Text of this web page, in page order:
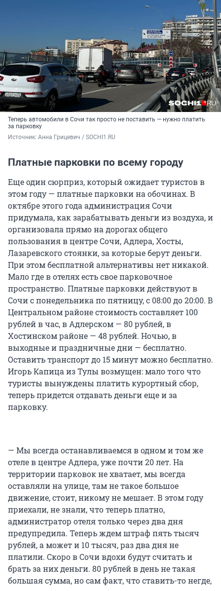
Теперь автомобили в Сочи так просто не поставить — нужно платить
за парковку
Источник: Анна Грицевич / SOCHI1.RU
Платные парковки по всему городу
Еще один сюрприз, который ожидает туристов в
этом году — платные парковки на обочинах. В
октябре этого года администрация Сочи
придумала, как зарабатывать деньги из воздуха, и
организовала прямо на дорогах общего
пользования в центре Сочи, Адлера, Хосты,
Лазаревского стоянки, за которые берут деньги.
При этом бесплатной альтернативы нет никакой.
Мало где в отелях есть свое парковочное
пространство. Платные парковки действуют в
Сочи с понедельника по пятницу, с 08:00 до 20:00. В
Центральном районе стоимость составляет 100
рублей в час, в Адлерском — 80 рублей, в
Хостинском районе — 48 рублей. Ночью, в
выходные и праздничные дни — бесплатно.
Оставить транспорт до 15 минут можно бесплатно.
Игорь Капица из Тулы возмущен: мало того что
туристы вынуждены платить курортный сбор,
теперь придется отдавать деньги еще и за
парковку.
— Мы всегда останавливаемся в одном и том же
отеле в центре Адлера, уже почти 20 лет. На
территории парковок не хватает, мы всегда
оставляли на улице, там не такое большое
движение, стоит, никому не мешает. В этом году
приехали, не знали, что теперь платно,
администратор отеля только через два дня
предупредила. Теперь ждем штраф пять тысяч
рублей, а может и 10 тысяч, раз два дня не
платили. Скоро в Сочи вдохи будут считать и
брать за них деньги. 80 рублей в день не такая
большая сумма, но сам факт, что ставить-то негде,